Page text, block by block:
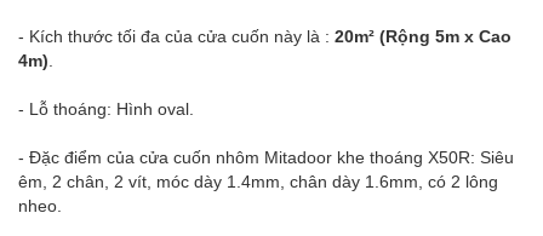
- Kích thước tối đa của cửa cuốn này là : 20m² (Rộng 5m x Cao
4m)
- Lỗ thoáng: Hình oval.
- Đặc điểm của cửa cuốn nhôm Mitadoor khe thoáng X50R: Siêu
êm, 2 chân, 2 vít, móc dày 1.4mm, chân dày 1.6mm, có 2 lông
nheo.